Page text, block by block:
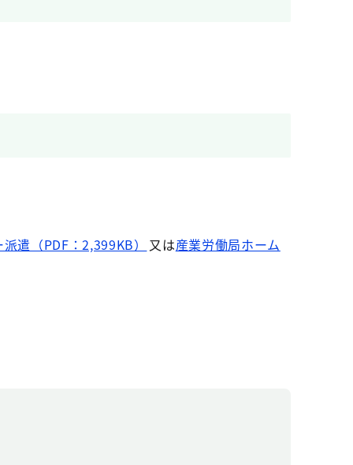
遣（PDF：2,399KB） 又は産業労働局ホーム